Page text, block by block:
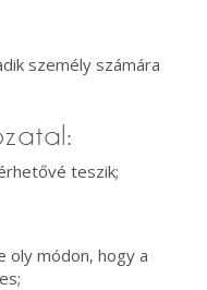
személy számára
teszik;
oly módon, hogy a